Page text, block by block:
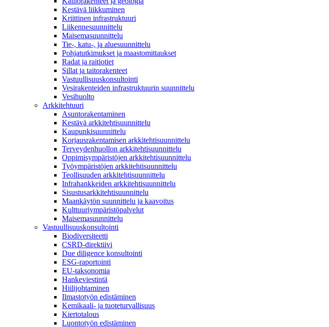
Kestävä liikkuminen
Kriittinen infrastruktuuri
Liikennesuunnittelu
Maisemasuunnittelu
Tie-, katu-, ja aluesuunnittelu
Pohjatutkimukset ja maastomittaukset
Radat ja raitiotiet
Sillat ja taitorakenteet
Vastuullisuuskonsultointi
Vesirakenteiden infrastruktuurin suunnittelu
Vesihuolto
Arkkitehtuuri
Asuntorakentaminen
Kestävä arkkitehtisuunnittelu
Kaupunkisuunnittelu
Korjausrakentamisen arkkitehtisuunnittelu
Terveydenhuollon arkkitehtisuunnittelu
Oppimisympäristöjen arkkitehtisuunnittelu
Työympäristöjen arkkitehtisuunnittelu
Teollisuuden arkkitehtisuunnittelu
Infrahankkeiden arkkitehtisuunnittelu
Sisustusarkkitehtisuunnittelu
Maankäytön suunnittelu ja kaavoitus
Kulttuuriympäristöpalvelut
Maisemasuunnittelu
Vastuullisuuskonsultointi
Biodiversiteetti
CSRD-direktiivi
Due diligence konsultointi
ESG-raportointi
EU-taksonomia
Hankeviestintä
Hiilijohtaminen
Ilmastotyön edistäminen
Kemikaali- ja tuoteturvallisuus
Kiertotalous
Luontotyön edistäminen